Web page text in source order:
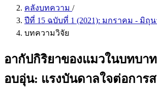
คลังบทความ /
ปีที่ 15 ฉบับที่ 1 (2021): มกราคม - มิถุน
บทความวิจัย
อากัปกิริยาของแมวในบทบา
อบอุ่น: แรงบันดาลใจต่อการ